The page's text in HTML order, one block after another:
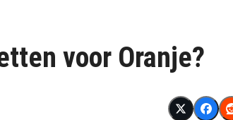
voor Oranje?